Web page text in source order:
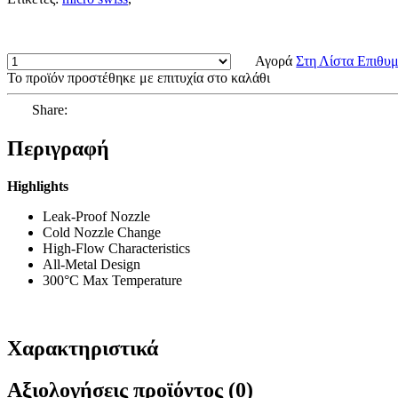
Αγορά Στη Λίστα
Το προϊόν προστέθηκε με επιτυχία στο καλάθι
Share:
Περιγραφή
Highlights
Leak-Proof Nozzle
Cold Nozzle Change
High-Flow Characteristics
All-Metal Design
300°C Max Temperature
Χαρακτηριστικά
Αξιολογήσεις προϊόντος (0)